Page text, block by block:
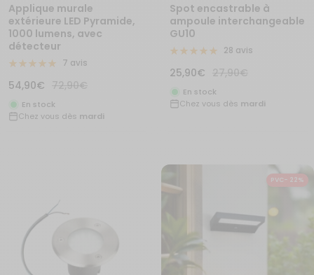
Applique murale
extérieure LED Pyramide,
1000 lumens, avec
détecteur
7 avis
Prix
de
vente
54,90€
Prix
normal
72,90€
En stock
Chez vous dès mardi
Spot encastrable à
ampoule interchangeable
GU10
28 avis
Prix
de
vente
25,90€
Prix
normal
27,90€
En stock
Chez vous dès mardi
PVC- 22%